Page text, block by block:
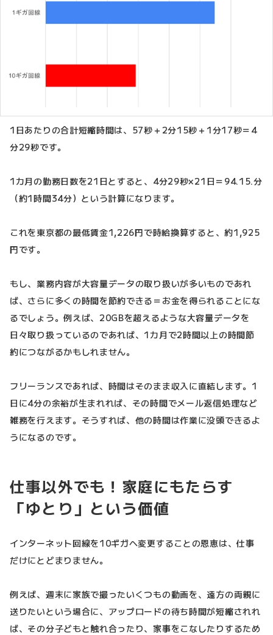
1日あたりの合計短縮時間は、57秒＋2分15秒＋1分17秒＝4
分29秒です。
1カ月の勤務日数を21日とすると、4分29秒×21日＝94.15.分
（約1時間34分）という計算になります。
これを東京都の最低賃金1,226円で時給換算すると、約1,925
円です。
もし、業務内容が大容量データの取り扱いが多いものであれ
ば、さらに多くの時間を節約できる＝お金を得られることにな
るでしょう。例えば、20GBを超えるような大容量データを
日々取り扱っているのであれば、1カ月で2時間以上の時間節
約につながるかもしれません。
フリーランスであれば、時間はそのまま収入に直結します。1
日に4分の余裕が生まれれば、その時間でメール返信処理など
雑務を行えます。そうすれば、他の時間は作業に没頭できるよ
うになるのです。
仕事以外でも！家庭にもたらす
「ゆとり」という価値
インターネット回線を10ギガへ変更することの恩恵は、仕事
だけにとどまりません。
例えば、週末に家族で撮ったいくつもの動画を、遠方の両親に
送りたいという場合に、アップロードの待ち時間が短縮されれ
ば、その分子どもと触れ合ったり、家事をこなしたりするため